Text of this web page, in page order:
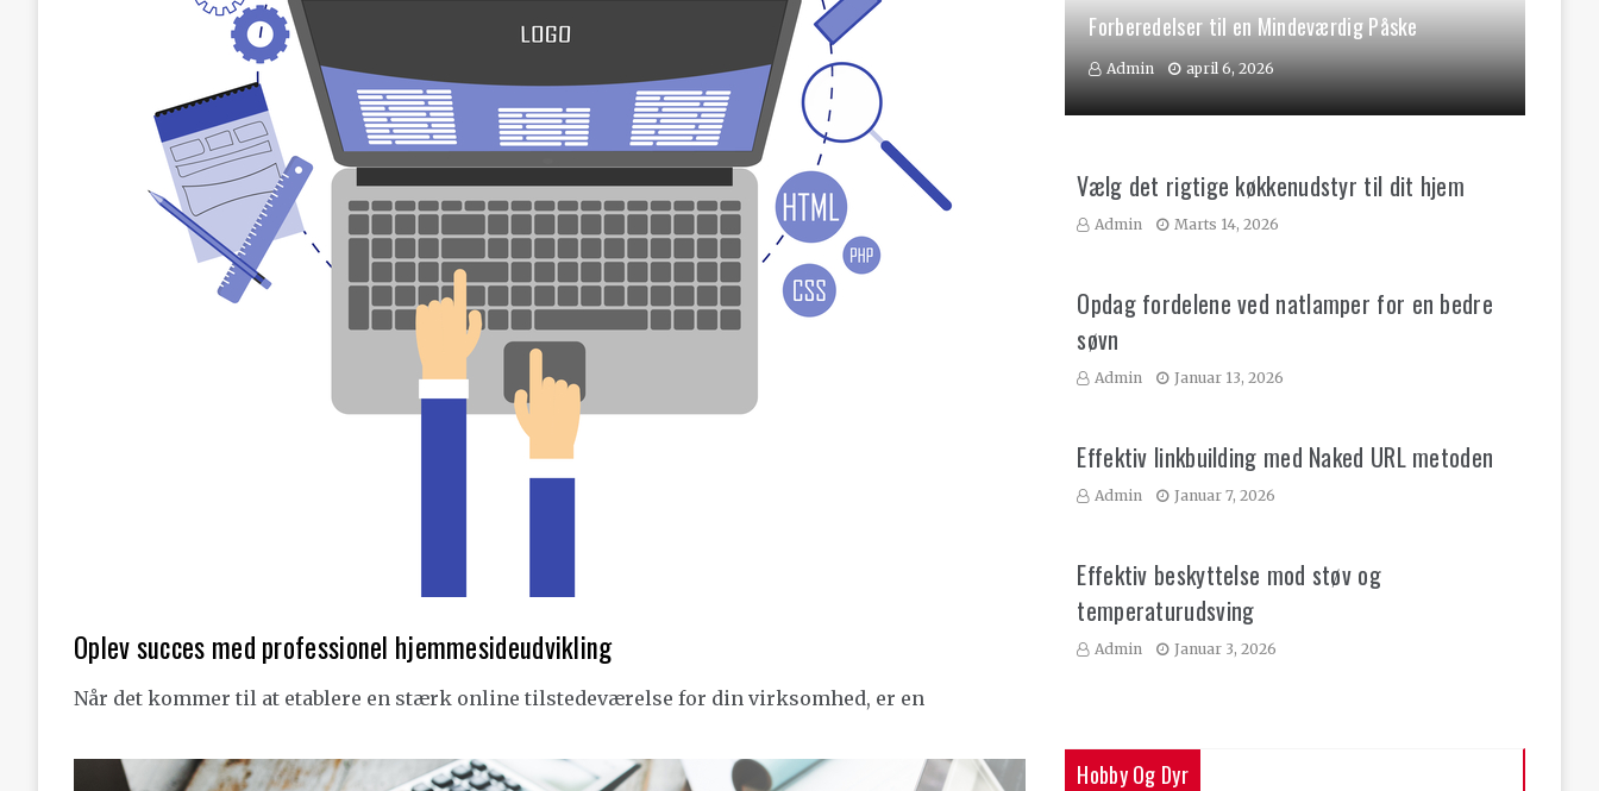
Oplev succes med professionel hjemmesideudvikling
Når det kommer til at etablere en stærk online tilstedeværelse for din virksomhed, er en
Forberedelser til en Mindeværdig Påske
Admin april 6, 2026
Vælg det rigtige køkkenudstyr til dit hjem
Admin Marts 14, 2026
Opdag fordelene ved natlamper for en bedre
søvn
Admin Januar 13, 2026
Effektiv linkbuilding med Naked URL metoden
Admin Januar 7, 2026
Effektiv beskyttelse mod støv og
temperaturudsving
Admin Januar 3, 2026
Hobby Og Dyr